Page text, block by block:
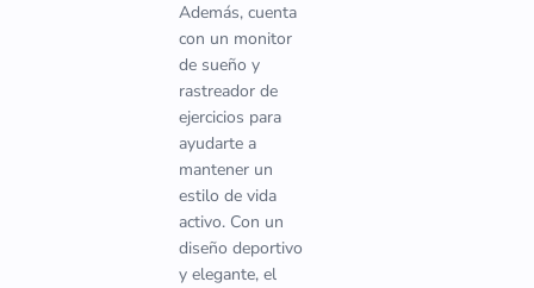
Además, cuenta
con un monitor
de sueño y
rastreador de
ejercicios para
ayudarte a
mantener un
estilo de vida
activo. Con un
diseño deportivo
y elegante, el